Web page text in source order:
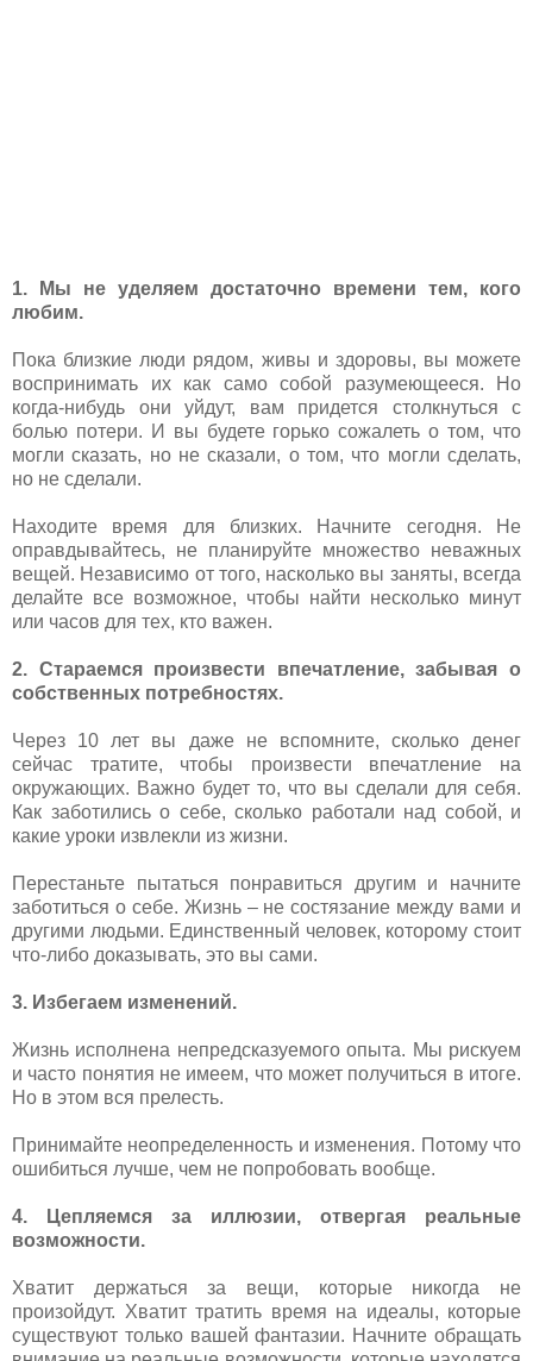
1. Мы не уделяем достаточно времени тем, кого
любим.
Пока близкие люди рядом, живы и здоровы, вы можете
воспринимать их как само собой разумеющееся. Но
когда-нибудь они уйдут, вам придется столкнуться с
болью потери. И вы будете горько сожалеть о том, что
могли сказать, но не сказали, о том, что могли сделать,
но не сделали.
Находите время для близких. Начните сегодня. Не
оправдывайтесь, не планируйте множество неважных
вещей. Независимо от того, насколько вы заняты, всегда
делайте все возможное, чтобы найти несколько минут
или часов для тех, кто важен.
2. Стараемся произвести впечатление, забывая о
собственных потребностях.
Через 10 лет вы даже не вспомните, сколько денег
сейчас тратите, чтобы произвести впечатление на
окружающих. Важно будет то, что вы сделали для себя.
Как заботились о себе, сколько работали над собой, и
какие уроки извлекли из жизни.
Перестаньте пытаться понравиться другим и начните
заботиться о себе. Жизнь – не состязание между вами и
другими людьми. Единственный человек, которому стоит
что-либо доказывать, это вы сами.
3. Избегаем изменений.
Жизнь исполнена непредсказуемого опыта. Мы рискуем
и часто понятия не имеем, что может получиться в итоге.
Но в этом вся прелесть.
Принимайте неопределенность и изменения. Потому что
ошибиться лучше, чем не попробовать вообще.
4. Цепляемся за иллюзии, отвергая реальные
возможности.
Хватит держаться за вещи, которые никогда не
произойдут. Хватит тратить время на идеалы, которые
существуют только вашей фантазии. Начните обращать